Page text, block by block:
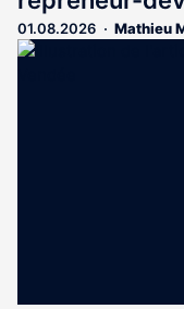
01.08.2026 Mathieu